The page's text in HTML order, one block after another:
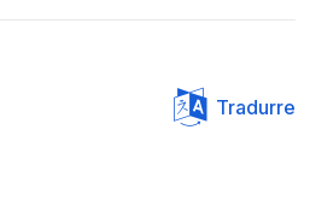
Tradurre